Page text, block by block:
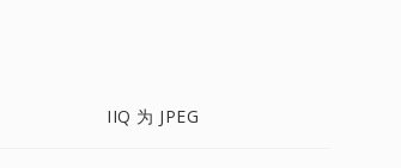
IIQ 为 JPEG